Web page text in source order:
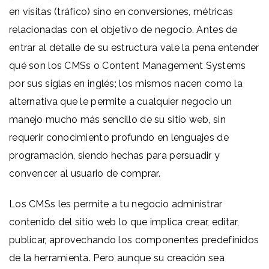
en visitas (tráfico) sino en conversiones, métricas
relacionadas con el objetivo de negocio. Antes de
entrar al detalle de su estructura vale la pena entender
qué son los CMSs o Content Management Systems
por sus siglas en inglés; los mismos nacen como la
alternativa que le permite a cualquier negocio un
manejo mucho más sencillo de su sitio web, sin
requerir conocimiento profundo en lenguajes de
programación, siendo hechas para persuadir y
convencer al usuario de comprar.
Los CMSs les permite a tu negocio administrar
contenido del sitio web lo que implica crear, editar,
publicar, aprovechando los componentes predefinidos
de la herramienta. Pero aunque su creación sea